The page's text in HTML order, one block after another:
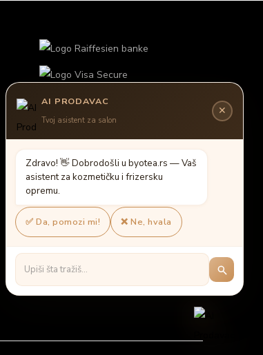
AI PRODAVAC
Tvoj asistent za salon
✕
Zdravo! Dobrodošli u byotea.rs —Vaš
asistent za kozmetičku i frizersku
opremu.
✅ Da, pomozi mi! ❌ Ne, hvala